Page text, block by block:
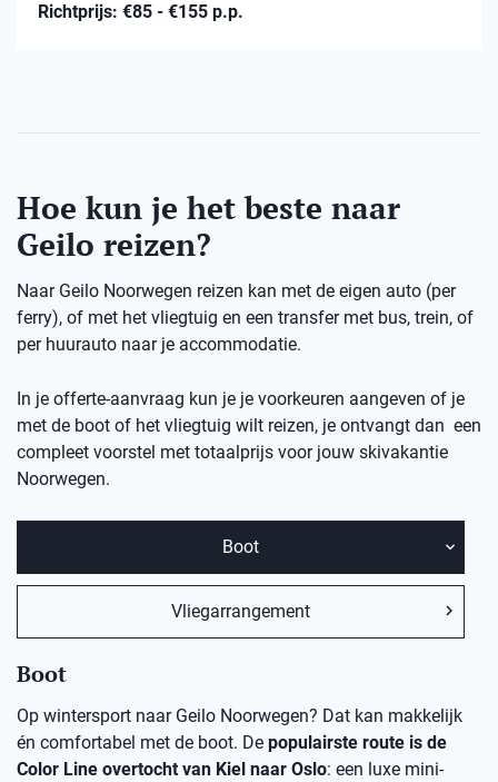
Richtprijs: €85 - €155 p.p.
Hoe kun je het beste naar
Geilo reizen?
Naar Geilo Noorwegen reizen kan met de eigen auto (per
ferry), of met het vliegtuig en een transfer met bus, trein, of
per huurauto naar je accommodatie.
In je offerte-aanvraag kun je je voorkeuren aangeven of je
met de boot of het vliegtuig wilt reizen, je ontvangt dan een
compleet voorstel met totaalprijs voor jouw skivakantie
Noorwegen.
Boot
Vliegarrangement
Boot
Op wintersport naar Geilo Noorwegen? Dat kan makkelijk
én comfortabel met de boot. De populairste route is de
Color Line overtocht van Kiel naar Oslo: een luxe mini-